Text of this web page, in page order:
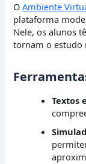
OAmbiente
plataforma
Nele, os alunos
tornam o estudo
Textos